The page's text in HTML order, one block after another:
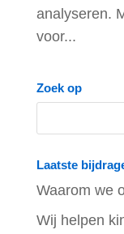
analyseren.
voor...
Zoek op
Laatste
Waarom we
Wij helpen